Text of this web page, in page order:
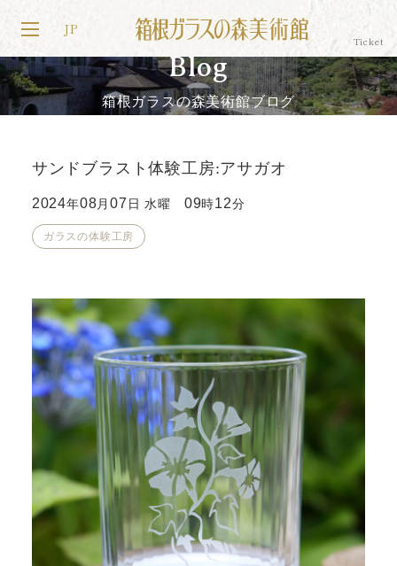
JP
Blog
箱根ガラスの森美術館ブログ
サンドブラスト体験工房:アサガオ
2024年08 月07 日 水曜 09時12分
ガラスの体験工房